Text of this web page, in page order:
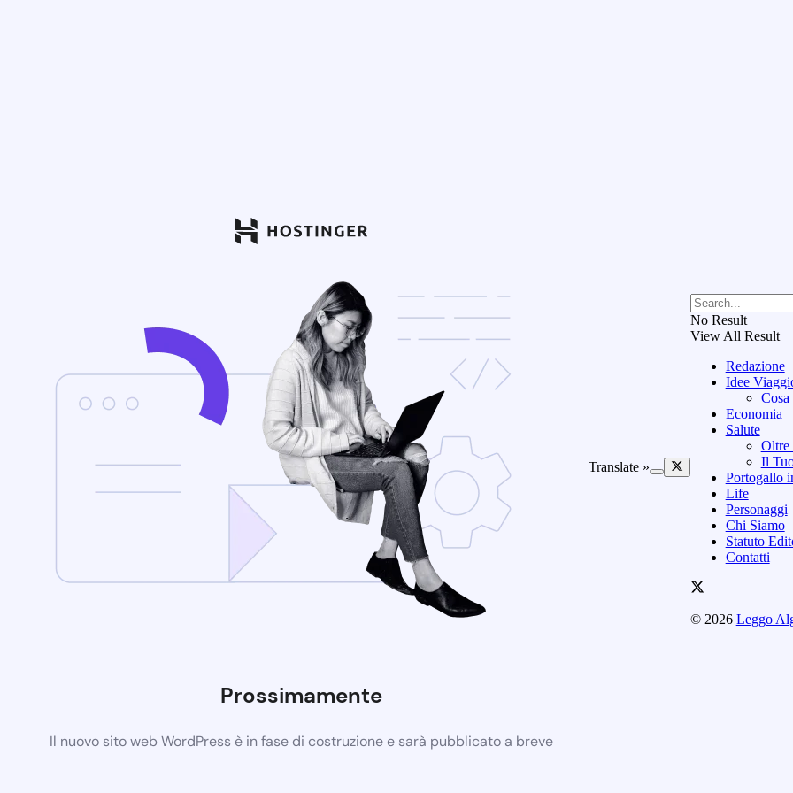
Prossimamente
Il nuovo sito web WordPress è in fase di costruzione e sarà pubblicato a breve
Translate »
No Result
View All Result
Redazione
Idee
Economia
Salute
Oltre
Il
Portogallo
Life
Personaggi
Chi Siamo
Statuto
Contatti
© 2026 Leggo